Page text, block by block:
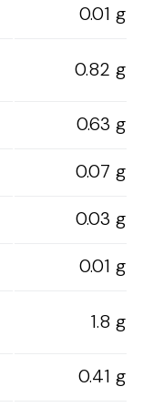
0.01 g
0.82 g
0.63 g
0.07 g
0.03 g
0.01 g
1.8 g
0.41 g